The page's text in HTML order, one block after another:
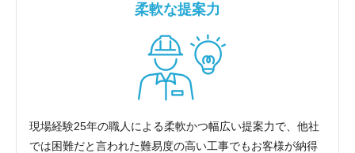
柔軟な提案力
現場経験25年の職人による柔軟かつ幅広い提案力で、他社
では困難だと言われた難易度の高い工事でもお客様が納得